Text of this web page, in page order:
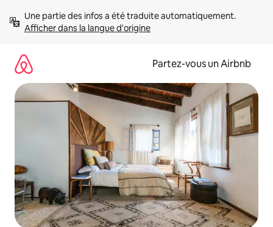
directement
Afficher dans la langue d'origine
Partez-vous un Airbnb